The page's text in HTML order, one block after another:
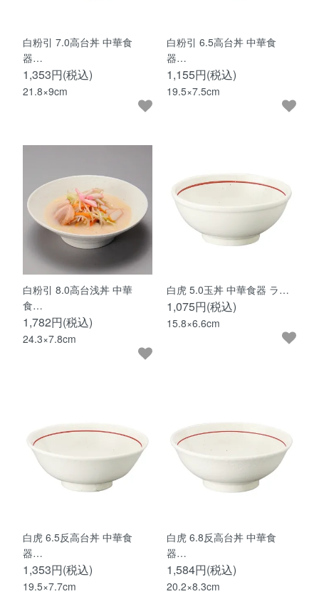
白粉引 7.0高台丼 中華食
器…
1,353円(税込)
21.8×9cm
白粉引 6.5高台丼 中華食
器…
1,155円(税込)
19.5×7.5cm
白粉引 8.0高台浅丼 中華
食…
1,782円(税込)
24.3×7.8cm
白虎 5.0玉丼 中華食器 ラ…
1,075円(税込)
15.8×6.6cm
白虎 6.5反高台丼 中華食
器…
1,353円(税込)
19.5×7.7cm
白虎 6.8反高台丼 中華食
器…
1,584円(税込)
20.2×8.3cm